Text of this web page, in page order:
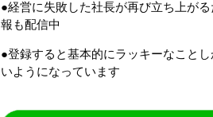
●経営に失敗した社長が再び立ち上が
報も配信中
●登録すると基本的にラッキーなことし
いようになっています